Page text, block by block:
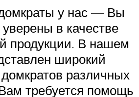
у нас — Вы
в качестве
продукции. В нашем
широкий
различных
требуется помощь